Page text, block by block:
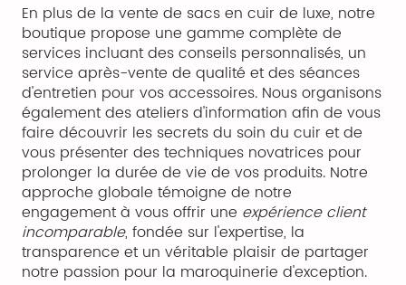
En plus de la vente de sacs en cuir de luxe, notre
boutique propose une gamme complète de
services incluant des conseils personnalisés, un
service après-vente de qualité et des séances
d'entretien pour vos accessoires. Nous organisons
également des ateliers d'information afin de vous
faire découvrir les secrets du soin du cuir et de
vous présenter des techniques novatrices pour
prolonger la durée de vie de vos produits. Notre
approche globale témoigne de notre
engagement à vous offrir une expérience client
incomparable, fondée sur l'expertise, la
transparence et un véritable plaisir de partager
notre passion pour la maroquinerie d'exception.